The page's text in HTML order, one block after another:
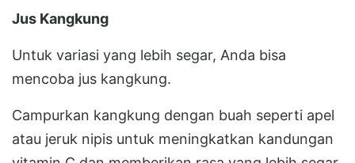
Jus Kangkung
Untuk variasi yang lebih segar, Anda bisa
mencoba jus kangkung.
Campurkan kangkung dengan buah seperti apel
atau jeruk nipis untuk meningkatkan kandungan